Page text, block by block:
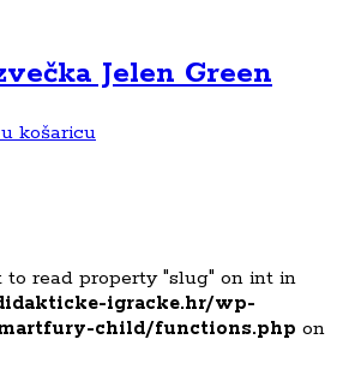
Jelen Green
košaricu
read property "slug" on int in
igracke.hr/wp-
child/functions.php on